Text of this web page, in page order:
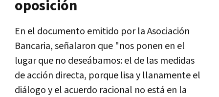
oposición
En el documento emitido por la Asociación
Bancaria, señalaron que "nos ponen en el
lugar que no deseábamos: el de las medidas
de acción directa, porque lisa y llanamente el
diálogo y el acuerdo racional no está en la